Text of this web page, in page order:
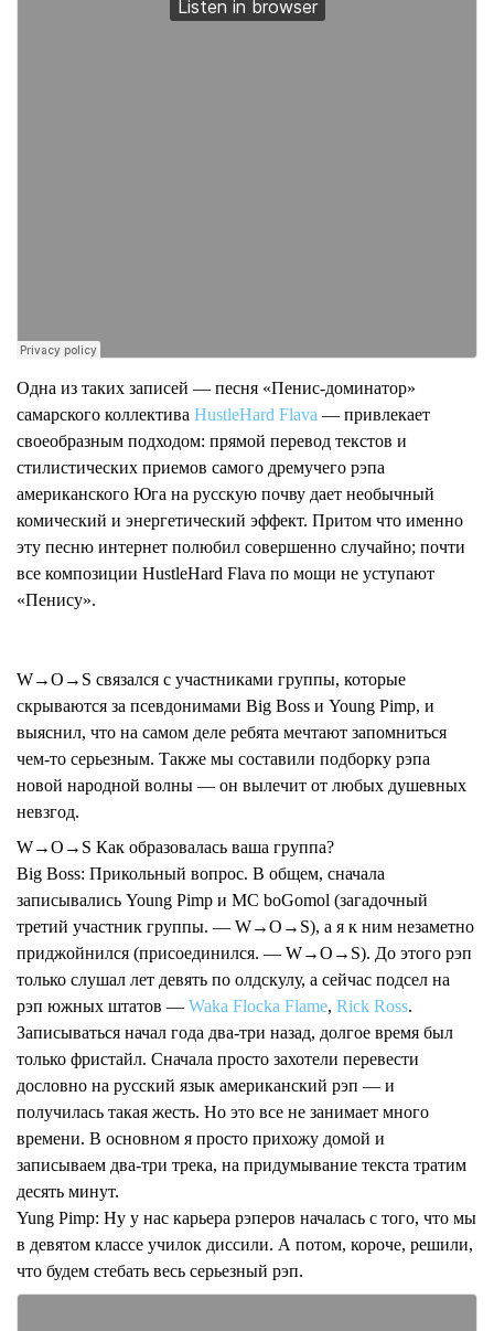
Одна из таких записей — песня «Пенис-доминатор»
самарского коллектива HustleHard Flava — привлекает
своеобразным подходом: прямой перевод текстов и
стилистических приемов самого дремучего рэпа
американского Юга на русскую почву дает необычный
комический и энергетический эффект. Притом что именно
эту песню интернет полюбил совершенно случайно; почти
все композиции HustleHard Flava по мощи не уступают
«Пенису».
W→O→S связался с участниками группы, которые
скрываются за псевдонимами Big Boss и Young Pimp, и
выяснил, что на самом деле ребята мечтают запомниться
чем-то серьезным. Также мы составили подборку рэпа
новой народной волны — он вылечит от любых душевных
невзгод.
W→O→S Как образовалась ваша группа?
Big Boss: Прикольный вопрос. В общем, сначала
записывались Young Pimp и MC boGomol (загадочный
третий участник группы. — W→O→S), а я к ним незаметно
приджойнился (присоединился. — W→O→S). До этого рэп
только слушал лет девять по олдскулу, а сейчас подсел на
рэп южных штатов — Waka Flocka Flame, Rick Ross.
Записываться начал года два-три назад, долгое время был
только фристайл. Сначала просто захотели перевести
дословно на русский язык американский рэп — и
получилась такая жесть. Но это все не занимает много
времени. В основном я просто прихожу домой и
записываем два-три трека, на придумывание текста тратим
десять минут.
Yung Pimp: Ну у нас карьера рэперов началась с того, что мы
в девятом классе училок диссили. А потом, короче, решили,
что будем стебать весь серьезный рэп.